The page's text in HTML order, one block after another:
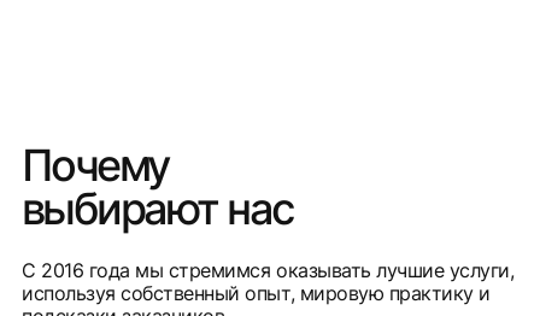
Почему
выбирают нас
С 2016 года мы стремимся оказывать лучшие услуги,
используя собственный опыт, мировую практику и